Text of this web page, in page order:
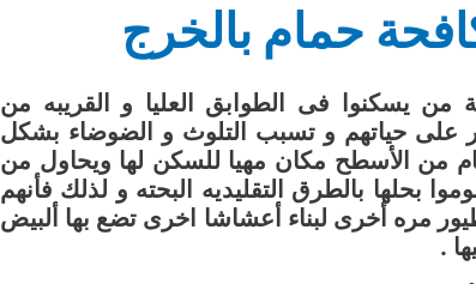
حمام بالخرج
من يسكنوا فى الطوابق العليا و القريبه من
على حياتهم و تسبب التلوث و الضوضاء بشكل
من الأسطح مكان مهيا للسكن لها ويحاول من
بحلها بالطرق التقليديه البحته و لذلك فأنهم
مره أخرى لبناء أعشاشا اخرى تضع بها ألبيض
.